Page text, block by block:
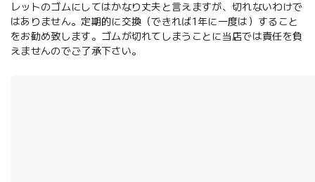
レットのゴムにしてはかなり丈夫と言えますが、切れないわけで
はありません。定期的に交換（できれば1年に一度は）すること
をお勧め致します。ゴムが切れてしまうことに当店では責任を負
えませんのでご了承下さい。